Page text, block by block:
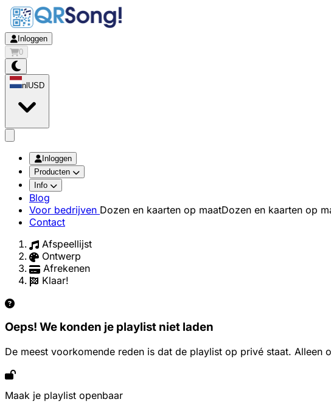
Inloggen
0
nl USD
Inloggen
Producten
Info
Blog
Voor bedrijven Dozen en kaarten op maatDozen en kaarten op
Contact
Afspeellijst
Ontwerp
Afrekenen
Klaar!
Oeps! We konden je playlist niet laden
De meest voorkomende reden is dat de playlist op privé staat. Alleen
Maak je playlist openbaar